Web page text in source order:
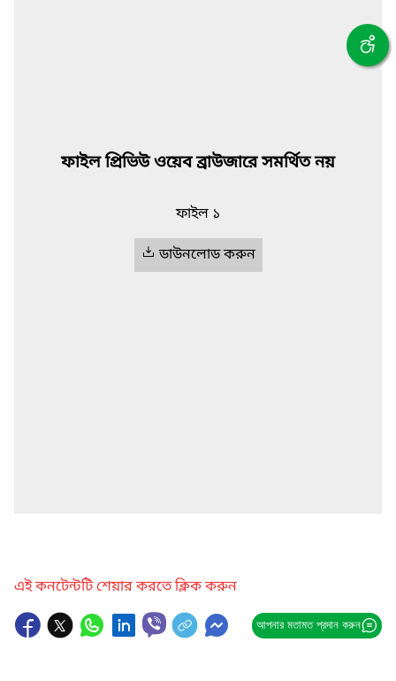
ফাইল প্রিভিউ ওয়েব ব্রাউজারে সমর্থিত নয়
ফাইল ১
ডাউনলোড করুন
এই কনটেন্টটি শেয়ার করতে ক্লিক করুন
আপনার মতামত প্রদান করুন